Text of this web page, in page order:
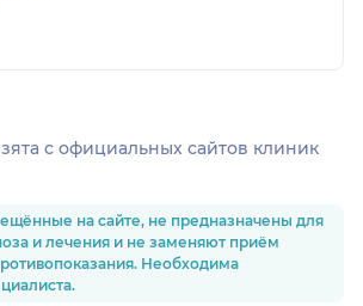
c официальных сайтов клиник
на сайте, не предназначены для
и лечения и не заменяют приём
Необходима